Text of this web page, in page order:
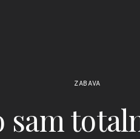
ZABAVA
sam